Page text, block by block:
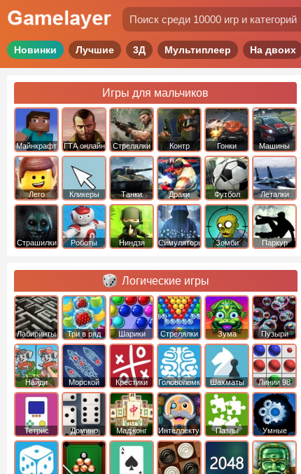
Новинки Лучшие 3Д Мультиплеер На двоих
Игры для мальчиков
Майнкрафт ГТА онлайн Стрелялки
Контр
Страйк
Гонки Машины
Лего Кликеры Танки Драки Футбол Леталки
Страшилки Роботы Ниндзя Симуляторы Зомби Паркур
Логические игры
Лабиринты Три в ряд Шарики
Стрелялки
Шариками
Зума Пузыри
Найди
отличия
Морской
бой
Крестики
нолики
Головоломки Шахматы Линии 98
Тетрис Домино Маджонг ИнтеллектуальныеПазлы Умные